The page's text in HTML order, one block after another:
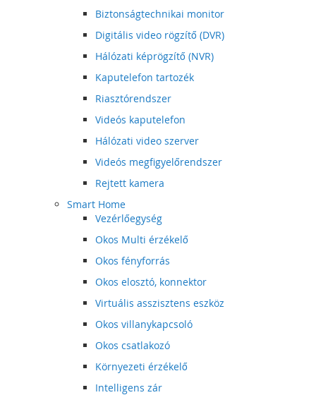
Biztonságtechnikai monitor
Digitális video rögzítő (DVR)
Hálózati képrögzítő (NVR)
Kaputelefon tartozék
Riasztórendszer
Videós kaputelefon
Hálózati video szerver
Videós megfigyelőrendszer
Rejtett kamera
Smart Home
Vezérlőegység
Okos Multi érzékelő
Okos fényforrás
Okos elosztó, konnektor
Virtuális asszisztens eszköz
Okos villanykapcsoló
Okos csatlakozó
Környezeti érzékelő
Intelligens zár